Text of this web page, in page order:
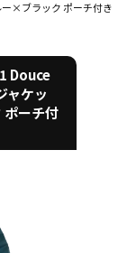
×ブラック ポーチ付き
Douce
ャケッ
ポーチ付